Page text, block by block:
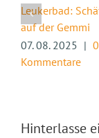
Leukerbad:
auf der Gemmi
07. 08. 2025 | 0
Kommentare
Hinterlasse